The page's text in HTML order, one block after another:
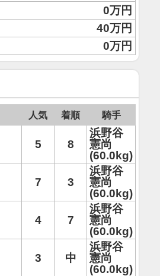
0万円
40万円
0万円
人気 着順 騎手
5 8
浜野谷
憲尚
(60.0kg)
7 3
浜野谷
憲尚
(60.0kg)
4 7
浜野谷
憲尚
(60.0kg)
3 中
浜野谷
憲尚
(60.0kg)